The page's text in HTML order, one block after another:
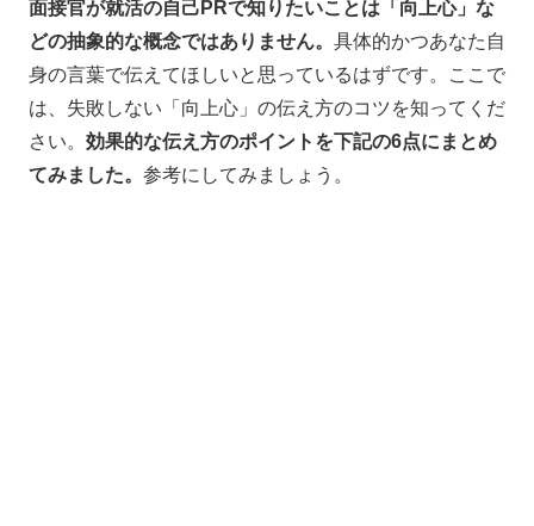
面接官が就活の自己PRで知りたいことは「向上心」な
どの抽象的な概念ではありません。 具体的かつあなた自
身の言葉で伝えてほしいと思っているはずです。ここで
は、失敗しない「向上心」の伝え方のコツを知ってくだ
さい。 効果的な伝え方のポイントを下記の6点にまとめ
てみました。 参考にしてみましょう。